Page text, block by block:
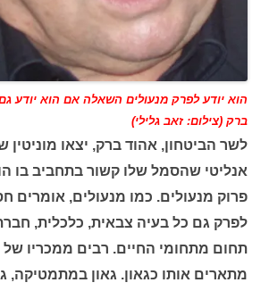
הוא יודע לפרק מנעולים השאלה אם הוא יודע
ברק (צילום: זאב גלילי)
לשר הביטחון, אהוד ברק, יצאו
אנליטי שהסמל שלו קשור בתחביב בו
פרוק מנעולים. כמו מנעולים, אומרים
לפרק גם כל בעיה צבאית, כלכלית,
תחום מתחומי החיים. רבים ממכריו של
מתארים אותו כגאון. גאון במתמטיקה,